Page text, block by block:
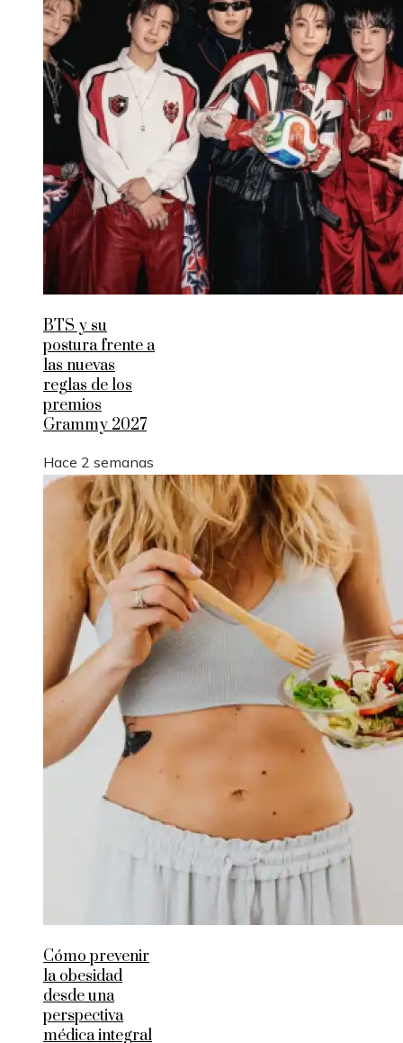
BTS y su
postura frente a
las nuevas
reglas de los
premios
Grammy 2027
Hace 2 semanas
Cómo prevenir
la obesidad
desde una
perspectiva
médica integral